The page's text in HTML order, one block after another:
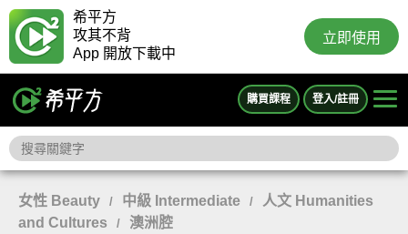
希平方
攻其不背
App 開放下載中
立即使用
購買課程 登入/註冊
女性 Beauty / 中級 Intermediate /
人文 Humanities
and Cultures
/ 澳洲腔